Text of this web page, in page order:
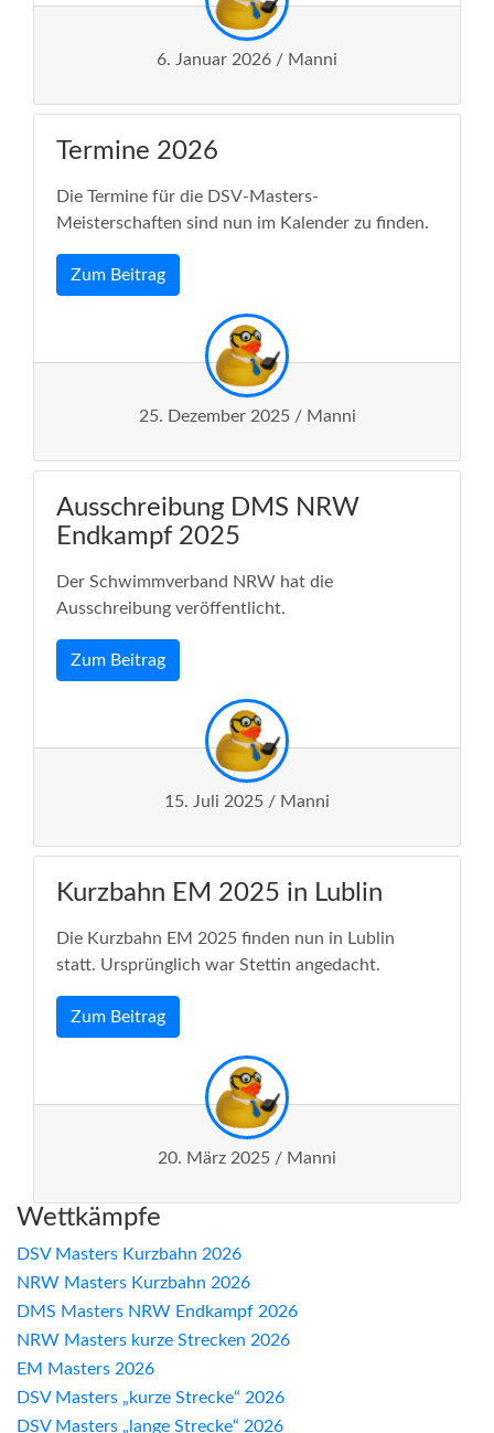
6. Januar 2026 / Manni
Termine 2026
Die Termine für die DSV-Masters-
Meisterschaften sind nun im Kalender zu finden.
Zum Beitrag
25. Dezember 2025 / Manni
Ausschreibung DMS NRW
Endkampf 2025
Der Schwimmverband NRW hat die
Ausschreibung veröffentlicht.
Zum Beitrag
15. Juli 2025 / Manni
Kurzbahn EM 2025 in Lublin
Die Kurzbahn EM 2025 finden nun in Lublin
statt. Ursprünglich war Stettin angedacht.
Zum Beitrag
20. März 2025 / Manni
Wettkämpfe
DSV Masters Kurzbahn 2026
NRW Masters Kurzbahn 2026
DMS Masters NRW Endkampf 2026
NRW Masters kurze Strecken 2026
EM Masters 2026
DSV Masters „kurze Strecke“ 2026
DSV Masters „lange Strecke“ 2026